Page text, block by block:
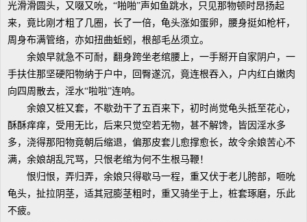
光滑滑圆头，又啜又吮，“啪啪”声如鱼跳水，只见那物顿时昂扬起
来，竟比刚才粗了几圈，长了一倍，龟头涨如蛋卵，腰身挺如枪杆，
周身布满管络，亦如扭曲蚯蚓，根部毛丛须立。
余娘早就急不可耐，翻身跨坐老绾腰上，一手掰开自家阴户，一
手扶住那坚硬阳物纳于户中，回臀遂沉，竟连根吞入，户内红白嫩肉
向四周散去，淫水“啦啦”连响。
余娘又桩又套，不歇劲干了五百来下，初时尚觉龟头抵至花心，
酥酥痒痒，受用无比，后来只觉空若无物，甚不解馋，皆因淫水多
多，浇得那阳物竟朝后缩退，偏那皮套儿愈撑愈长，故令余娘苦心不
满，余娘胡乱咒骂，只恨老绾为何不生根马鞭！
恨归恨，弄归弄，余娘只得歇马一程，重又伏于老儿胯部，咂吮
龟头，扯拉阴茎，适其冠膨茎粗时，重又骑坐于上，桩套琢磨，乐此
不疲。